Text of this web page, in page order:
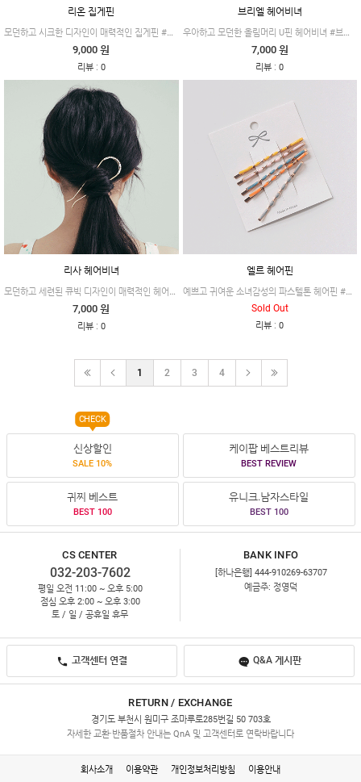
리온 집게핀
모던하고 시크한 디자인이 매력적인 집게핀 #리온
9,000 원
리뷰: 0
브리엘 헤어비녀
우아하고 모던한 올림머리 U핀 헤어비녀 #브리엘
7,000 원
리뷰 :0
리사 헤어비녀
모던하고 세련된 큐빅 디자인이 매력적인 헤어비녀 #리사
7,000 원
리뷰: 0
엘르 헤어핀
예쁘고 귀여운 소녀감성의 파스텔톤 헤어핀 #엘르
Sold Out
리뷰 :0
1 2 3 4
신상할인
SALE 10%
CHECK
케이팝 베스트리뷰
BEST REVIEW
귀찌 베스트
BEST 100
유니크.남자스타일
BEST 100
CS CENTER
032-203-7602
평일 오전 11:00 ~ 오후 5:00
점심 오후 2:00 ~ 오후 3:00
토 / 일 / 공휴일 휴무
BANK INFO
[하나은행] 444-910269-63707
예금주: 정영덕
고객센터 연결 Q&A 게시판
RETURN / EXCHANGE
경기도 부천시 원미구 조마루로285번길 50 703호
자세한 교환·반품절차 안내는 QnA 및 고객센터로 연락바랍니다
회사소개 이용약관 개인정보처리방침 이용안내